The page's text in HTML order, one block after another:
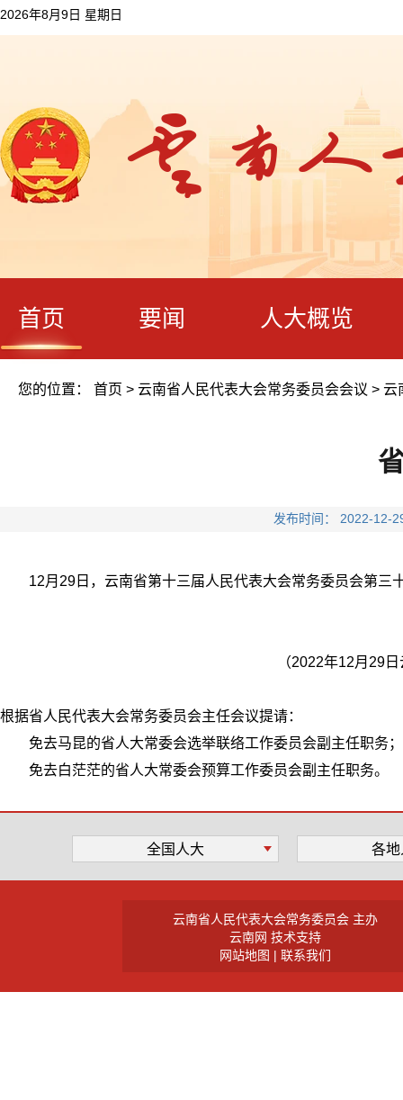
2026年8月9日 星期日
首页 要闻 人大概览
您的位置： 首页 > 云南省人民代表大会常务委员会会议 > 云
发布时间： 2022-
12月29日，云南省第十三届人民代表大会常务委员会第三
（2022年12月29
根据省人民代表大会常务委员会主任会议提请：
免去马昆的省人大常委会选举联络工作委员会副主任职务；
免去白茫茫的省人大常委会预算工作委员会副主任职务。
全国人大 各
云南省人民代表大会常务委员会 主办
云南网 技术支持
网站地图 | 联系我们